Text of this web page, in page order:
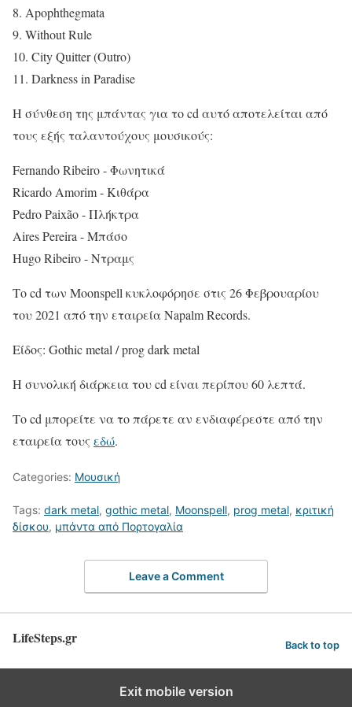
8. Apophthegmata
9. Without Rule
10. City Quitter (Outro)
11. Darkness in Paradise
Η σύνθεση της μπάντας για το cd αυτό αποτελείται από
τους εξής ταλαντούχους μουσικούς:
Fernando Ribeiro - Φωνητικά
Ricardo Amorim - Κιθάρα
Pedro Paixão - Πλήκτρα
Aires Pereira - Μπάσο
Hugo Ribeiro - Ντραμς
Το cd των Moonspell κυκλοφόρησε στις 26 Φεβρουαρίου
του 2021 από την εταιρεία Napalm Records.
Είδος: Gothic metal / prog dark metal
Η συνολική διάρκεια του cd είναι περίπου 60 λεπτά.
Το cd μπορείτε να το πάρετε αν ενδιαφέρεστε από την
εταιρεία τους εδώ.
Categories: Μουσική
Tags: dark metal, gothic metal, Moonspell, prog metal, κριτική
δίσκου, μπάντα από Πορτογαλία
Leave a Comment
LifeSteps.gr Back to top
Exit mobile version